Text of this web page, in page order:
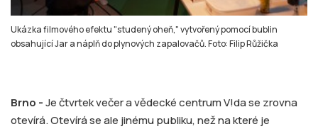
Ukázka filmového efektu "studený oheň," vytvořený pomocí bublin
obsahující Jar a náplň do plynových zapalovačů. Foto: Filip Růžička
Brno -Je čtvrtek večer a vědecké centrum V!da se zrovna
otevírá. Otevírá se ale jinému publiku, než na které je